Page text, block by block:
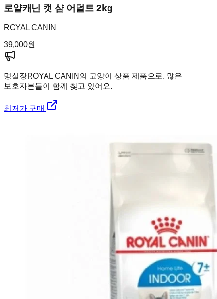
로얄캐닌 캣 샴 어덜트 2kg
ROYAL CANIN
39,000원
멍실장ROYAL CANIN의 고양이 상품 제품으로, 많은
보호자분들이 함께 찾고 있어요.
최저가 구매